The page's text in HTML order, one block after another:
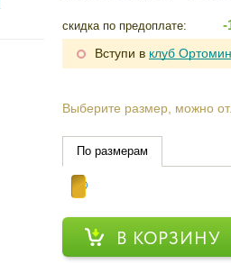
скидка по предоплате: -
Вступи в клуб
Выберите размер, можно
По размерам
В КОРЗИНУ